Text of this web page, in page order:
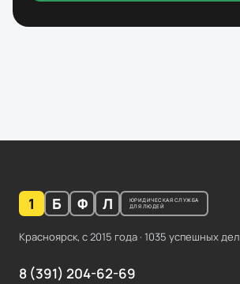
1 Б Ф Л
ЮРИДИЧЕСКАЯ СЛУЖБА
ДЛЯ ЛЮДЕЙ
Красноярск, с2015 года · 1035 успешных дел
8 (391) 204-62-69